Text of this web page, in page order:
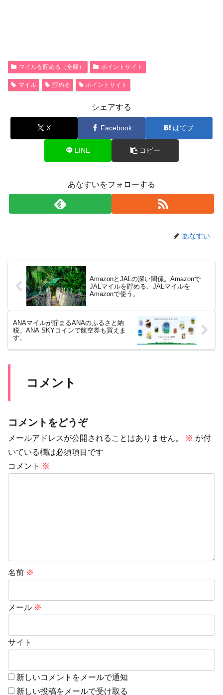
マイルを貯める（全般） ポイントサイト
マイル 貯める ポイントサイト
シェアする
X Facebook はてブ
LINE コピー
あなすいをフォローする
あなすい
AmazonとJALの深い関係。Amazonで
JALマイルを貯める、JALマイルを
Amazonで使う。
ANAマイルが貯まるANAのふるさと納
税。ANA SKYコインで航空券も買えま
す。
コメント
コメントをどうぞ
メールアドレスが公開されることはありません。 ※ が付
いている欄は必須項目です
コメント ※
名前 ※
メール ※
サイト
新しいコメントをメールで通知
新しい投稿をメールで受け取る